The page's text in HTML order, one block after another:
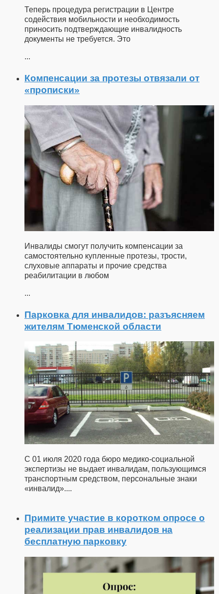
Теперь процедура регистрации в Центре
содействия мобильности и необходимость
приносить подтверждающие инвалидность
документы не требуется. Это
...
Компенсации за протезы отвязали от
«прописки»
Инвалиды смогут получить компенсации за
самостоятельно купленные протезы, трости,
слуховые аппараты и прочие средства
реабилитации в любом
...
Парковка для инвалидов: разъясняем
жителям Тюменской области
С 01 июля 2020 года бюро медико-социальной
экспертизы не выдает инвалидам, пользующимся
транспортным средством, персональные знаки
«инвалид»....
Примите участие в коротком опросе о
реализации прав инвалидов на
бесплатную парковку